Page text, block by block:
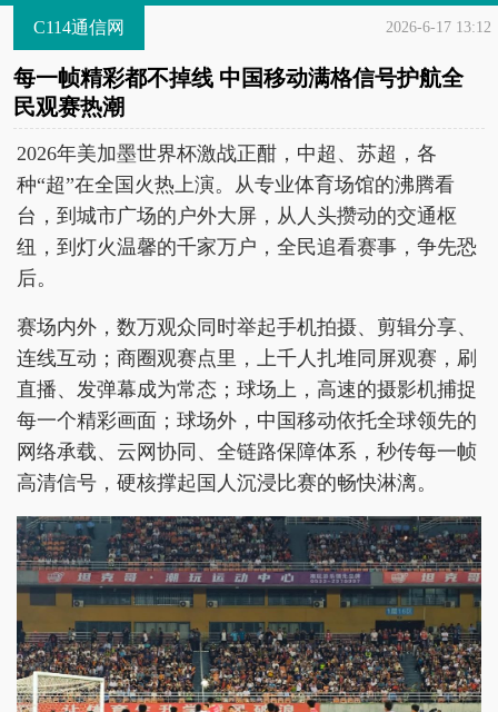
C114通信网 2026-6-17 13:12
每一帧精彩都不掉线 中国移动满格信号护航全
民观赛热潮
2026年美加墨世界杯激战正酣，中超、苏超，各
种“超”在全国火热上演。从专业体育场馆的沸腾看
台，到城市广场的户外大屏，从人头攒动的交通枢
纽，到灯火温馨的千家万户，全民追看赛事，争先恐
后。
赛场内外，数万观众同时举起手机拍摄、剪辑分享、
连线互动；商圈观赛点里，上千人扎堆同屏观赛，刷
直播、发弹幕成为常态；球场上，高速的摄影机捕捉
每一个精彩画面；球场外，中国移动依托全球领先的
网络承载、云网协同、全链路保障体系，秒传每一帧
高清信号，硬核撑起国人沉浸比赛的畅快淋漓。